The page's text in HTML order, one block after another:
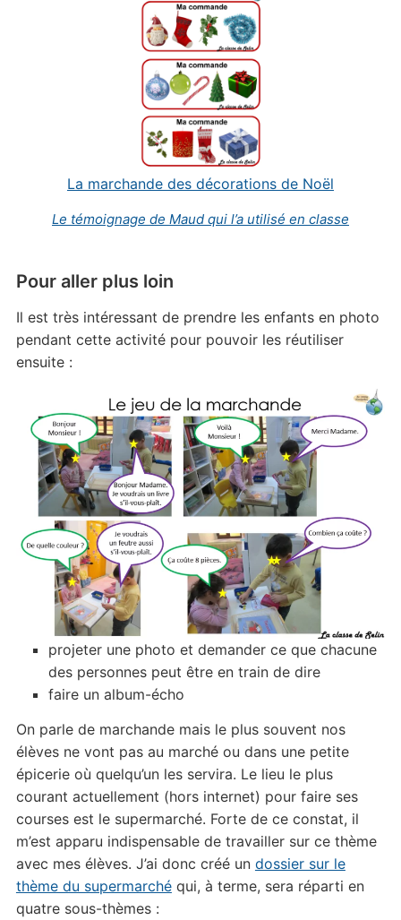
La marchande des décorations de Noël
Le témoignage de Maud qui l’a utilisé en classe
Pour aller plus loin
Il est très intéressant de prendre les enfants en photo
pendant cette activité pour pouvoir les réutiliser
ensuite :
projeter une photo et demander ce que chacune
des personnes peut être en train de dire
faire un album-écho
On parle de marchande mais le plus souvent nos
élèves ne vont pas au marché ou dans une petite
épicerie où quelqu’un les servira. Le lieu le plus
courant actuellement (hors internet) pour faire ses
courses est le supermarché. Forte de ce constat, il
m’est apparu indispensable de travailler sur ce thème
avec mes élèves. J’ai donc créé un dossier sur le
thème du supermarchéqui, à terme, sera réparti en
quatre sous-thèmes :